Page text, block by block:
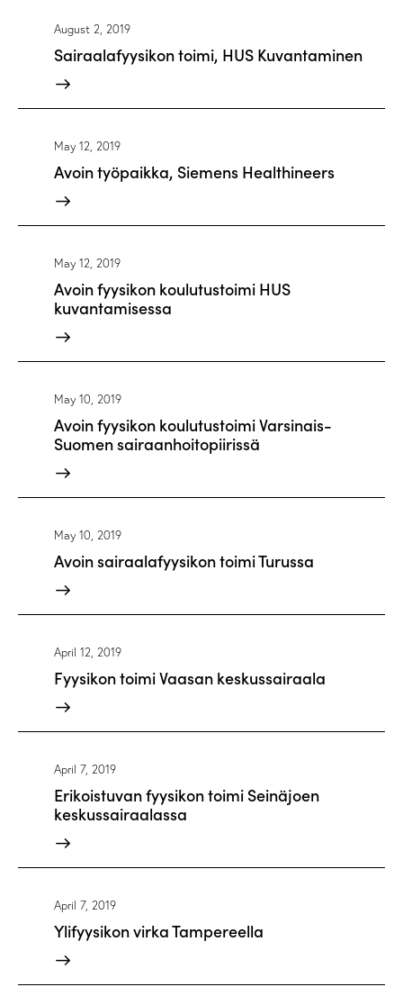
August 2, 2019
Sairaalafyysikon toimi, HUS Kuvantaminen
May 12, 2019
Avoin työpaikka, Siemens Healthineers
May 12, 2019
Avoin fyysikon koulutustoimi HUS
kuvantamisessa
May 10, 2019
Avoin fyysikon koulutustoimi Varsinais-
Suomen sairaanhoitopiirissä
May 10, 2019
Avoin sairaalafyysikon toimi Turussa
April 12, 2019
Fyysikon toimi Vaasan keskussairaala
April 7, 2019
Erikoistuvan fyysikon toimi Seinäjoen
keskussairaalassa
April 7, 2019
Ylifyysikon virka Tampereella